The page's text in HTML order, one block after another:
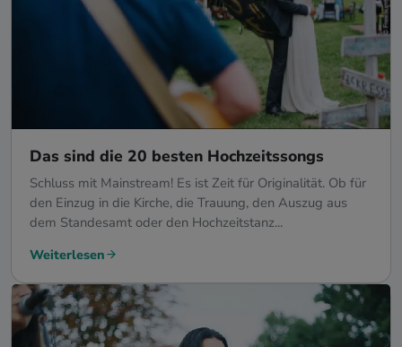
Das sind die 20 besten Hochzeitssongs
Schluss mit Mainstream! Es ist Zeit für Originalität. Ob für
den Einzug in die Kirche, die Trauung, den Auszug aus
dem Standesamt oder den Hochzeitstanz...
Weiterlesen